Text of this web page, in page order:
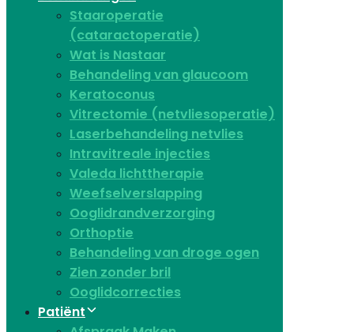
Staaroperatie
(cataractoperatie)
Wat is Nastaar
Behandeling van glaucoom
Keratoconus​
Vitrectomie (netvliesoperatie)
Laserbehandeling netvlies
Intravitreale injecties
Valeda lichttherapie
Weefselverslapping
Ooglidrandverzorging
Orthoptie
Behandeling van droge ogen
Zien zonder bril
Ooglidcorrecties
Patiënt